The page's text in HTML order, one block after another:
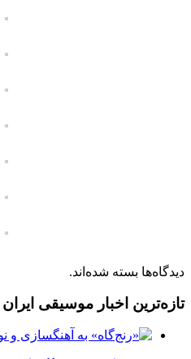
دیدگاه‌ها بسته شده‌اند.
تازه‌ترین اخبار موسیقی ایران